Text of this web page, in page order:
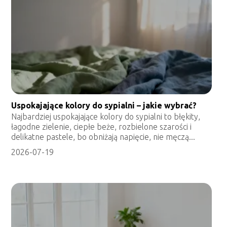
Uspokajające kolory do sypialni – jakie wybrać?
Najbardziej uspokajające kolory do sypialni to błękity,
łagodne zielenie, ciepłe beże, rozbielone szarości i
delikatne pastele, bo obniżają napięcie, nie męczą...
2026-07-19